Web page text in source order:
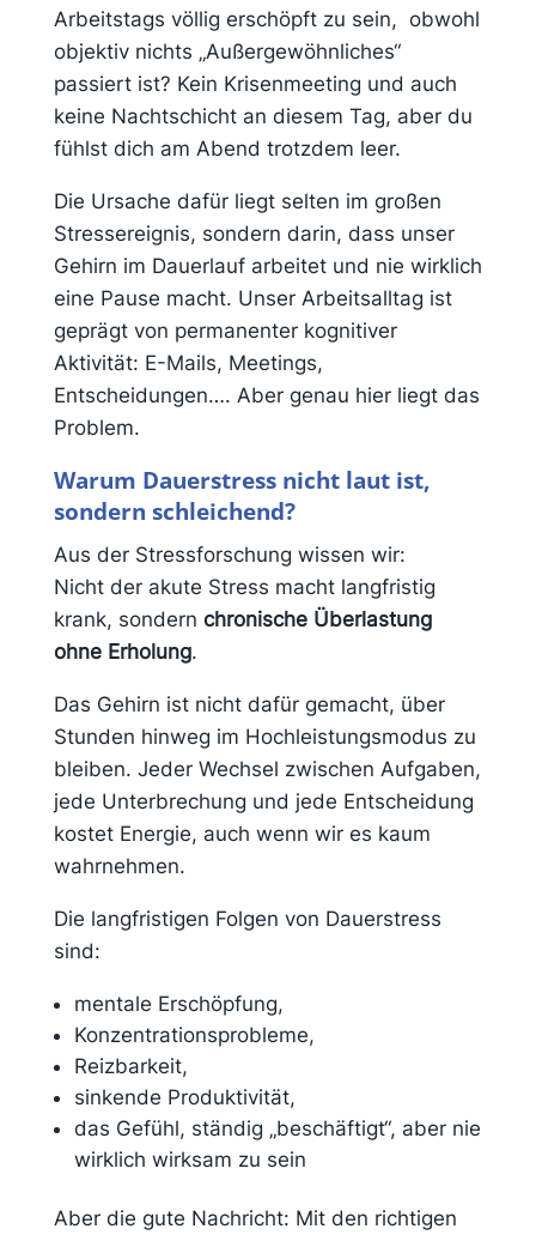
Arbeitstags völlig erschöpft zu sein, obwohl
objektiv nichts „Außergewöhnliches“
passiert ist? Kein Krisenmeeting und auch
keine Nachtschicht an diesem Tag, aber du
fühlst dich am Abend trotzdem leer.
Die Ursache dafür liegt selten im großen
Stressereignis, sondern darin, dass unser
Gehirn im Dauerlauf arbeitet und nie wirklich
eine Pause macht. Unser Arbeitsalltag ist
geprägt von permanenter kognitiver
Aktivität: E-Mails, Meetings,
Entscheidungen…. Aber genau hier liegt das
Problem.
Warum Dauerstress nicht laut ist,
sondern schleichend?
Aus der Stressforschung wissen wir:
Nicht der akute Stress macht langfristig
krank, sondern chronische Überlastung
ohne Erholung.
Das Gehirn ist nicht dafür gemacht, über
Stunden hinweg im Hochleistungsmodus zu
bleiben. Jeder Wechsel zwischen Aufgaben,
jede Unterbrechung und jede Entscheidung
kostet Energie, auch wenn wir es kaum
wahrnehmen.
Die langfristigen Folgen von Dauerstress
sind:
mentale Erschöpfung,
Konzentrationsprobleme,
Reizbarkeit,
sinkende Produktivität,
das Gefühl, ständig „beschäftigt“, aber nie
wirklich wirksam zu sein
Aber die gute Nachricht: Mit den richtigen